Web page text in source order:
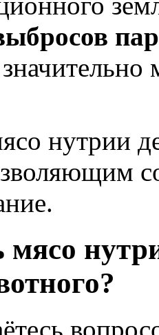
нутрии
мясо